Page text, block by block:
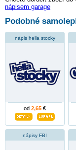
nápisem garage
Podobné
nápis hella stocky
od 2,65 €
nápisy FBI